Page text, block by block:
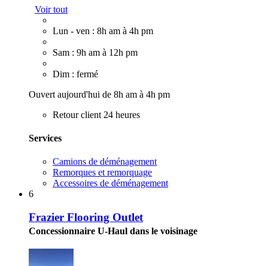
Voir tout
Lun - ven : 8h am à 4h pm
Sam : 9h am à 12h pm
Dim : fermé
Ouvert aujourd'hui de 8h am à 4h pm
Retour client 24 heures
Services
Camions de déménagement
Remorques et remorquage
Accessoires de déménagement
6
Frazier Flooring Outlet
Concessionnaire U-Haul dans le voisinage